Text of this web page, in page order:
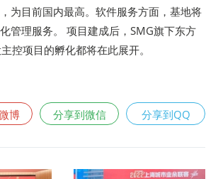
为目前国内最高。软件服务方面，基地将
管理服务。 项目建成后，SMG旗下东方
控项目的孵化都将在此展开。
博 分享到微信 分享到QQ